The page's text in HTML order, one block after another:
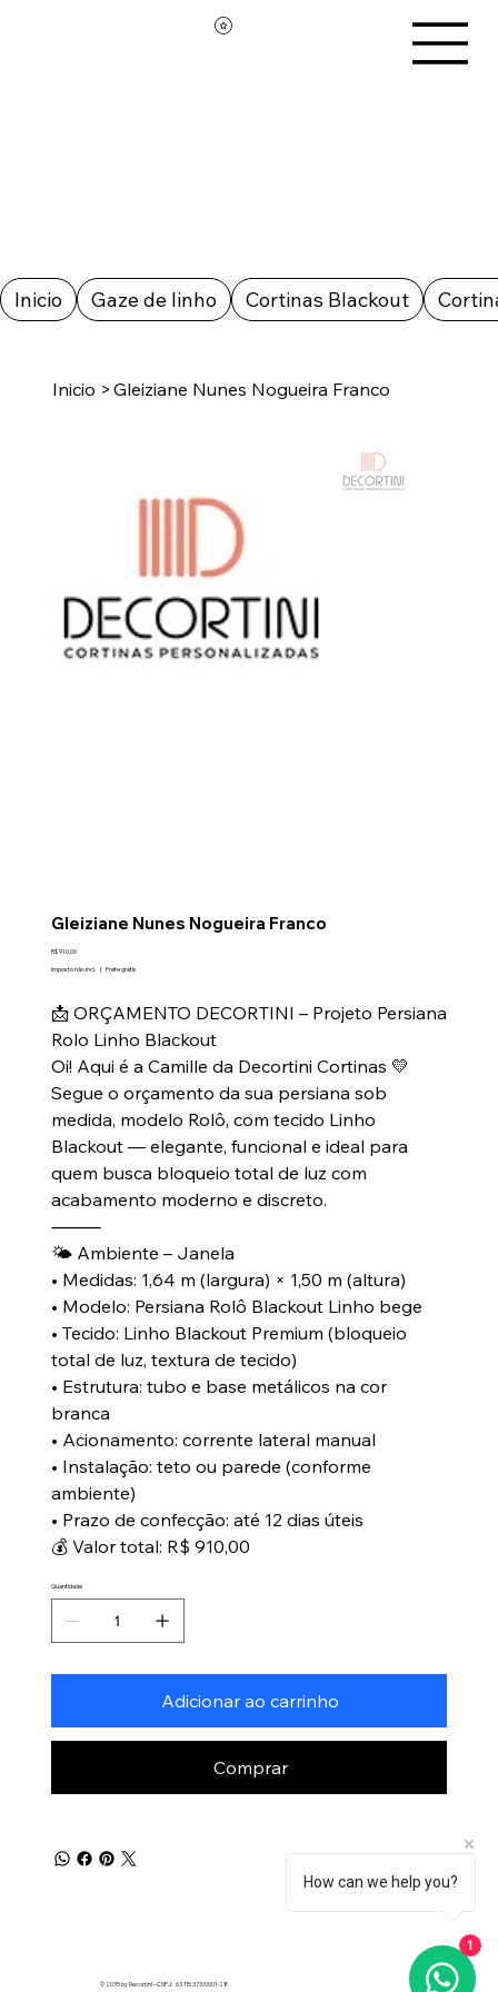
Inicio Gaze de linho Cortinas Blackout
Inicio > Gleiziane Nunes Nogueira Franco
Gleiziane Nunes Nogueira Franco
Preço
R$ 910,00
Imposto não incl. | Frete grátis
📩 ORÇAMENTO DECORTINI – Projeto Persiana
Rolo Linho Blackout
Oi! Aqui é a Camille da Decortini Cortinas 💛
Segue o orçamento da sua persiana sob
medida, modelo Rolô, com tecido Linho
Blackout — elegante, funcional e ideal para
quem busca bloqueio total de luz com
acabamento moderno e discreto.
⸻
🌤 Ambiente – Janela
• Medidas: 1,64 m (largura) × 1,50 m (altura)
• Modelo: Persiana Rolô Blackout Linho bege
• Tecido: Linho Blackout Premium (bloqueio
total de luz, textura de tecido)
• Estrutura: tubo e base metálicos na cor
branca
• Acionamento: corrente lateral manual
• Instalação: teto ou parede (conforme
ambiente)
• Prazo de confecção: até 12 dias úteis
💰 Valor total: R$ 910,00
Quantidade
Adicionar ao carrinho
Comprar
© 2035 by Decortini – CNPJ: 63.115.373/0001-28
How can we help you?
1